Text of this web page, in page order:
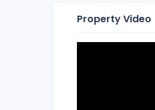
Property Video